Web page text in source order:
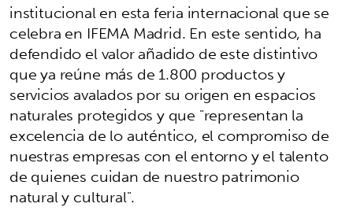
institucional en esta feria internacional que se
celebra en IFEMA Madrid. En este sentido, ha
defendido el valor añadido de este distintivo
que ya reúne más de 1.800 productos y
servicios avalados por su origen en espacios
naturales protegidos y que "representan la
excelencia de lo auténtico, el compromiso de
nuestras empresas con el entorno y el talento
de quienes cuidan de nuestro patrimonio
natural y cultural".